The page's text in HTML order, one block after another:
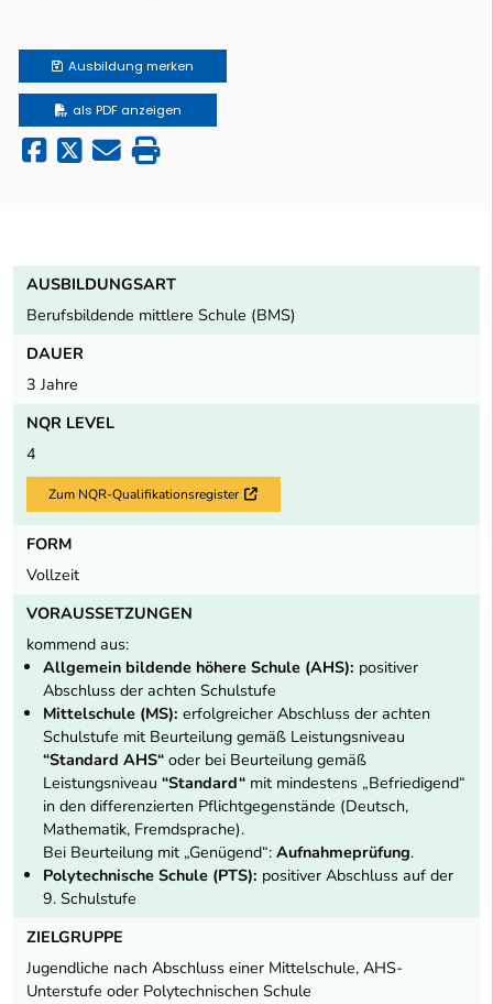
Ausbildung merken
als PDF anzeigen
AUSBILDUNGSART
Berufsbildende mittlere Schule (BMS)
DAUER
3 Jahre
NQR LEVEL
4
Zum NQR-Qualifikationsregister Externer Link
FORM
Vollzeit
VORAUSSETZUNGEN
kommend aus:
Allgemein bildende höhere Schule (AHS): positiver
Abschluss der achten Schulstufe
Mittelschule (MS): erfolgreicher Abschluss der achten
Schulstufe mit Beurteilung gemäß Leistungsniveau
“Standard AHS“ oder bei Beurteilung gemäß
Leistungsniveau “Standard“ mit mindestens „Befriedigend“
in den differenzierten Pflichtgegenstände (Deutsch,
Mathematik, Fremdsprache).
Bei Beurteilung mit „Genügend“: Aufnahmeprüfung.
Polytechnische Schule (PTS): positiver Abschluss auf der
9. Schulstufe
ZIELGRUPPE
Jugendliche nach Abschluss einer Mittelschule, AHS-
Unterstufe oder Polytechnischen Schule